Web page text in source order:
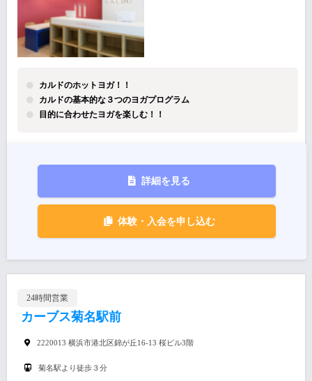
カルドのホットヨガ！！
カルドの基本的な３つのヨガプログラム
目的に合わせたヨガを楽しむ！！
詳細を見る
体験・入会を申し込む
24時間営業
カーブス菊名駅前
2220013 横浜市港北区錦が丘16-13 桜ビル3階
菊名駅より徒歩３分